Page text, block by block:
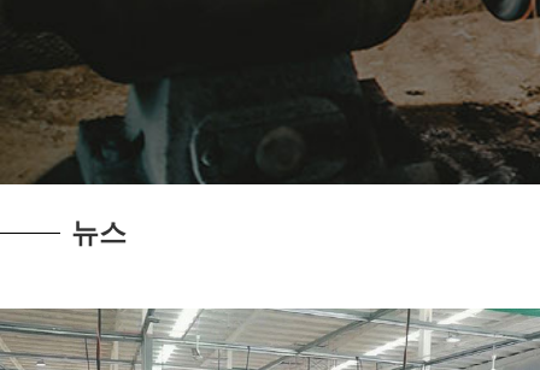
뉴스